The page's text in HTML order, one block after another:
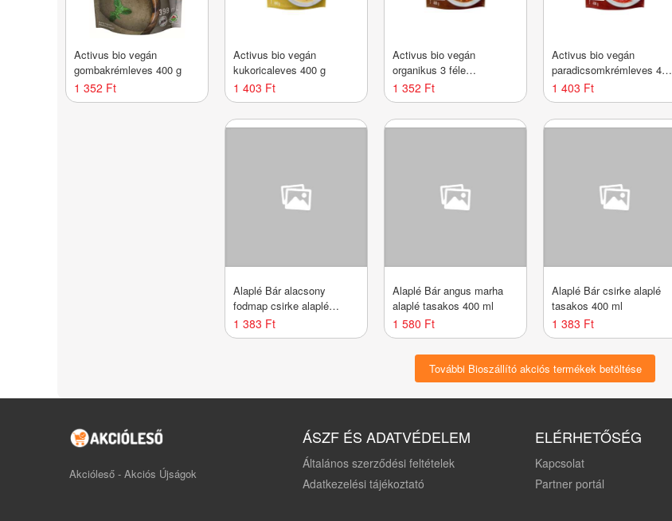
Activus bio vegán
gombakrémleves 400 g
1 352 Ft
Activus bio vegán
kukoricaleves 400 g
1 403 Ft
Activus bio vegán
organikus 3 féle
lencseleves 400 g
1 352 Ft
Activus bio vegán
paradicsomkrémleves 400
g1 403 Ft
Alaplé Bár alacsony
fodmap csirke alaplé
tas.400ml
1 383 Ft
Alaplé Bár angus marha
alaplé tasakos 400 ml
1 580 Ft
Alaplé Bár csirke alaplé
tasakos 400 ml
1 383 Ft
További Bioszállító akciós termékek betöltése
Akcióleső - Akciós Újságok
ÁSZF ÉS ADATVÉDELEM
Általános szerződési feltételek
Adatkezelési tájékoztató
ELÉRHETŐSÉG
Kapcsolat
Partner portál